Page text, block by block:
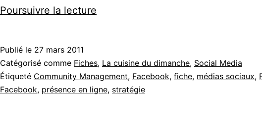
Poursuivre la lecture
promouvoir
et
développer
Publié le 27 mars 2011
Catégorisé comme Fiches, La cuisine du dimanche, Social Media
Étiqueté Community Management, Facebook, fiche, médias sociaux,
Facebook, présence en ligne, stratégie